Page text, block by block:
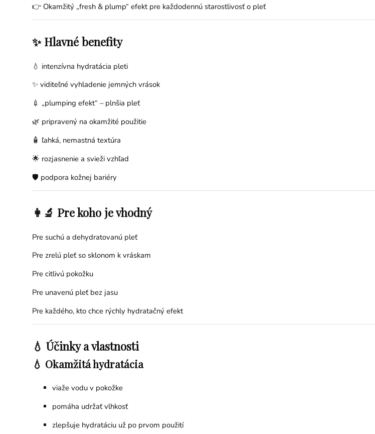
👉 Okamžitý „fresh & plump“ efekt pre každodennú starostlivosť o pleť
✨ Hlavné benefity
💧 intenzívna hydratácia pleti
✨ viditeľné vyhladenie jemných vrások
💉 „plumping efekt“ – plnšia pleť
🌿 pripravený na okamžité použitie
🧴 ľahká, nemastná textúra
🌟 rozjasnenie a svieži vzhľad
🛡️ podpora kožnej bariéry
👩‍🔬 Pre koho je vhodný
Pre suchú a dehydratovanú pleť
Pre zrelú pleť so sklonom k vráskam
Pre citlivú pokožku
Pre unavenú pleť bez jasu
Pre každého, kto chce rýchly hydratačný efekt
💧 Účinky a vlastnosti
💧 Okamžitá hydratácia
viaže vodu v pokožke
pomáha udržať vlhkosť
zlepšuje hydratáciu už po prvom použití